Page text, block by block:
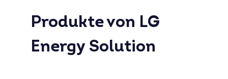
Produkte von LG
Energy Solution